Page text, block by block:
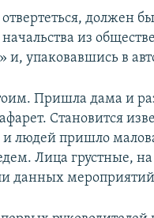
должен
из
и, упаковавшись в
Пришла дама и
Становится
людей пришло
Лица грустные,
данных